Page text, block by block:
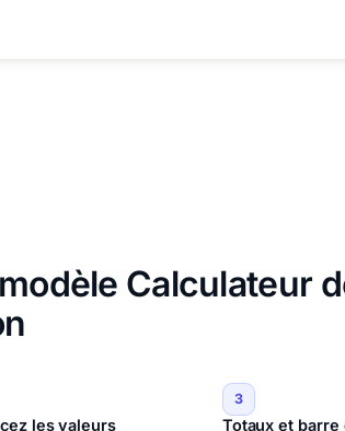
Calculateur
les valeurs
3
Totaux et